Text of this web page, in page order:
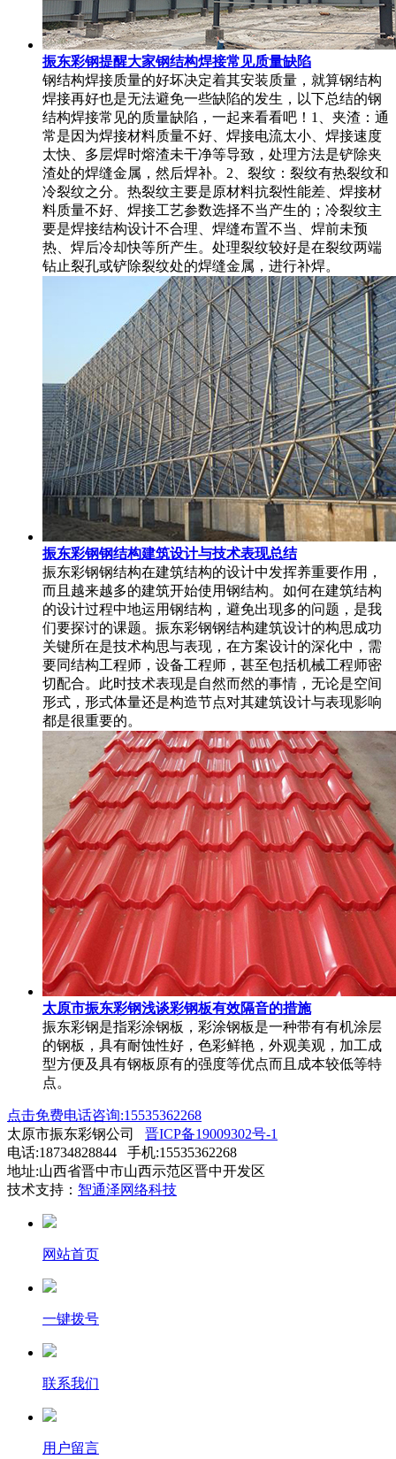
振东彩钢提醒大家钢结构焊接常见质量缺陷
钢结构焊接质量的好坏决定着其安装质量，就算钢结构
焊接再好也是无法避免一些缺陷的发生，以下总结的钢
结构焊接常见的质量缺陷，一起来看看吧！1、夹渣：通
常是因为焊接材料质量不好、焊接电流太小、焊接速度
太快、多层焊时熔渣未干净等导致，处理方法是铲除夹
渣处的焊缝金属，然后焊补。2、裂纹：裂纹有热裂纹和
冷裂纹之分。热裂纹主要是原材料抗裂性能差、焊接材
料质量不好、焊接工艺参数选择不当产生的；冷裂纹主
要是焊接结构设计不合理、焊缝布置不当、焊前未预
热、焊后冷却快等所产生。处理裂纹较好是在裂纹两端
钻止裂孔或铲除裂纹处的焊缝金属，进行补焊。
振东彩钢钢结构建筑设计与技术表现总结
振东彩钢钢结构在建筑结构的设计中发挥养重要作用，
而且越来越多的建筑开始使用钢结构。如何在建筑结构
的设计过程中地运用钢结构，避免出现多的问题，是我
们要探讨的课题。振东彩钢钢结构建筑设计的构思成功
关键所在是技术构思与表现，在方案设计的深化中，需
要同结构工程师，设备工程师，甚至包括机械工程师密
切配合。此时技术表现是自然而然的事情，无论是空间
形式，形式体量还是构造节点对其建筑设计与表现影响
都是很重要的。
太原市振东彩钢浅谈彩钢板有效隔音的措施
振东彩钢是指彩涂钢板，彩涂钢板是一种带有有机涂层
的钢板，具有耐蚀性好，色彩鲜艳，外观美观，加工成
型方便及具有钢板原有的强度等优点而且成本较低等特
点。
点击免费电话咨询:15535362268
太原市振东彩钢公司 晋ICP备19009302号-1
电话:18734828844 手机:15535362268
地址:山西省晋中市山西示范区晋中开发区
技术支持： 智通泽网络科技
网站首页
一键拨号
联系我们
用户留言